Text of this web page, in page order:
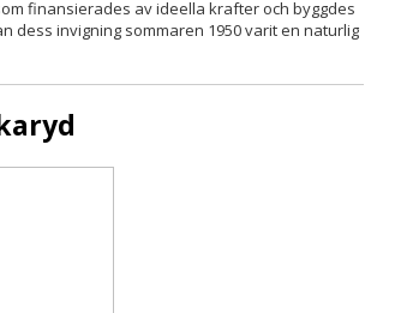
finansierades av ideella krafter och byggdes
dess invigning sommaren 1950 varit en naturlig